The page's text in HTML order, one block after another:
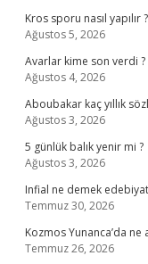
Kros sporu nasıl yapılır ?
Ağustos 5, 2026
Avarlar kime son verdi ?
Ağustos 4, 2026
Aboubakar kaç yıllık
Ağustos 3, 2026
5 günlük balık yenir mi ?
Ağustos 3, 2026
Infial ne demek
Temmuz 30, 2026
Kozmos Yunanca’da ne
Temmuz 26, 2026